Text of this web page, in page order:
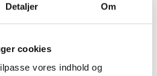
Detaljer Om
cookies
vores indhold og
(30 min. i Kbh)
priser*